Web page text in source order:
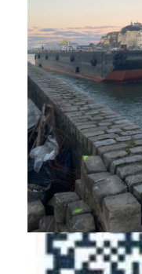
1er essai de la
Les 1ers usagers